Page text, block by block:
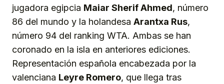
jugadora egipcia Maiar Sherif Ahmed, número
86 del mundo y la holandesa Arantxa Rus,
número 94 del ranking WTA. Ambas se han
coronado en la isla en anteriores ediciones.
Representación española encabezada por la
valenciana Leyre Romero, que llega tras